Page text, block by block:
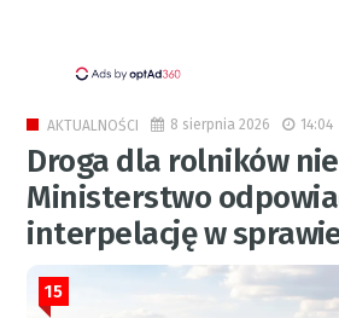
AKTUALNOŚCI 8 sierpnia 2026 14:04
Droga dla rolników
Ministerstwo
interpelację w
15